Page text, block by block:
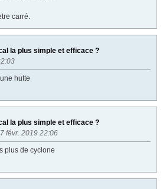
carré.
la plus simple et efficace ?
hutte
la plus simple et efficace ?
févr. 2019 22:06
plus de cyclone